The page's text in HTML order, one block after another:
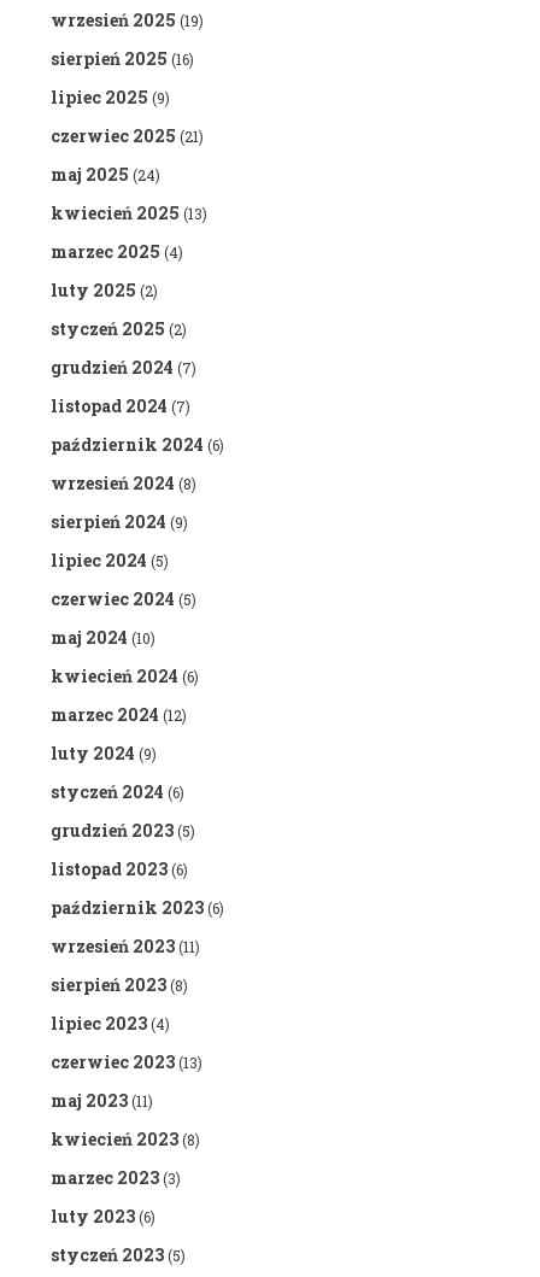
wrzesień 2025 (19)
sierpień 2025 (16)
lipiec 2025 (9)
czerwiec 2025 (21)
maj 2025 (24)
kwiecień 2025 (13)
marzec 2025 (4)
luty 2025 (2)
styczeń 2025 (2)
grudzień 2024 (7)
listopad 2024 (7)
październik 2024 (6)
wrzesień 2024 (8)
sierpień 2024 (9)
lipiec 2024 (5)
czerwiec 2024 (5)
maj 2024 (10)
kwiecień 2024 (6)
marzec 2024 (12)
luty 2024 (9)
styczeń 2024 (6)
grudzień 2023(5)
listopad 2023(6)
październik 2023(6)
wrzesień 2023(11)
sierpień 2023(8)
lipiec 2023(4)
czerwiec 2023(13)
maj 2023(11)
kwiecień 2023(8)
marzec 2023(3)
luty 2023(6)
styczeń 2023(5)